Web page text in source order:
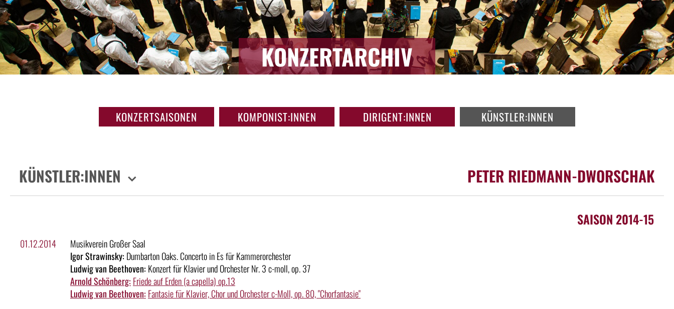
KONZERTARCHIV
KONZERTSAISONEN KOMPONIST:INNEN DIRIGENT:INNEN KÜNSTLER:INNEN
KÜNSTLER:INNEN PETER RIEDMANN-DWORSCHAK
SAISON 2014-15
01.12.2014
Musikverein Großer Saal
Igor Strawinsky: Dumbarton Oaks. Concerto in Es für Kammerorchester
Ludwig van Beethoven: Konzert für Klavier und Orchester Nr. 3 c-moll, op. 37
Arnold Schönberg: Friede auf Erden (a capella) op.13
Ludwig van Beethoven: Fantasie für Klavier, Chor und Orchester c-Moll, op. 80, "Chorfantasie"